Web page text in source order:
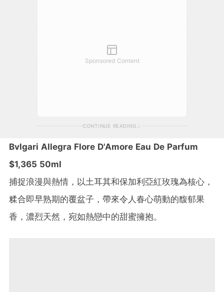
Sponsored Content
CONTINUE READING
Bvlgari Allegra Flore D'Amore Eau De Parfum
$1,365 50ml
捕捉浪漫與熱情，以土耳其和保加利亞紅玫瑰為核心，
糅合即早熟期的覆盆子，帶來令人春心萌動的馥郁果
香，濃烈天然，宛如熱戀中的甜蜜擁抱。